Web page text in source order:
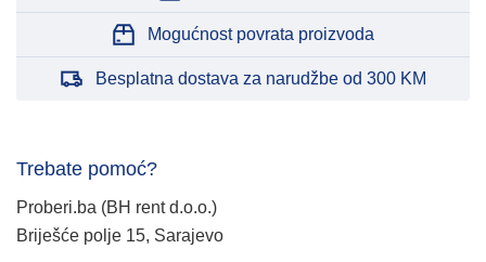
Mogućnost povrata proizvoda
Besplatna dostava za narudžbe od 300 KM
Trebate pomoć?
Proberi.ba (BH rent d.o.o.)
Briješće polje 15, Sarajevo